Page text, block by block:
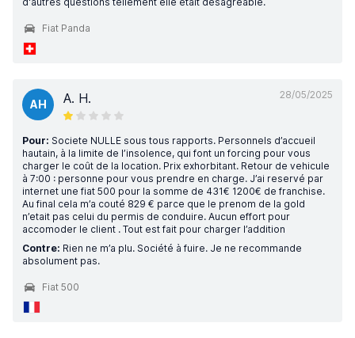
Fiat Panda
28/05/2025
AH A. H.
Pour: Societe NULLE sous tous rapports. Personnels d’accueil
hautain, à la limite de l’insolence, qui font un forcing pour vous
charger le coût de la location. Prix exhorbitant. Retour de vehicule
à 7:00 : personne pour vous prendre en charge. J’ai reservé par
internet une fiat 500 pour la somme de 431€ 1200€ de franchise.
Au final cela m’a couté 829 € parce que le prenom de la gold
n’etait pas celui du permis de conduire. Aucun effort pour
accomoder le client . Tout est fait pour charger l’addition
Contre: Rien ne m’a plu. Société à fuire. Je ne recommande
absolument pas.
Fiat 500